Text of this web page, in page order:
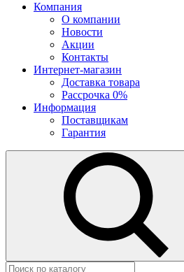
Компания
О компании
Новости
Акции
Контакты
Интернет-магазин
Доставка товара
Рассрочка 0%
Информация
Поставщикам
Гарантия